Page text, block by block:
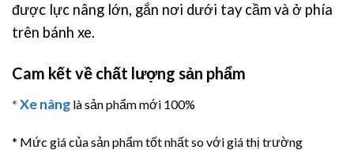
được lực nâng lớn, gắn nơi dưới tay cầm và ở phía
trên bánh xe.
Cam kết về chất lượng sản phẩm
* Xe nâng là sản phẩm mới 100%
* Mức giá của sản phẩm tốt nhất so với giá thị trường